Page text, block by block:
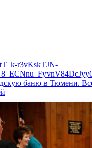
баню в Тюмени.